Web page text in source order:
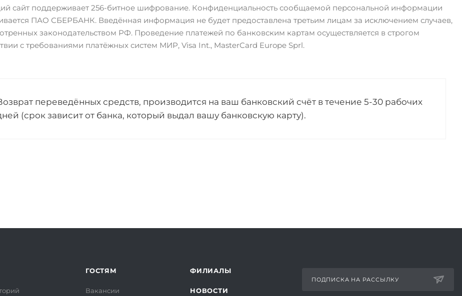
сайт поддерживает 256-битное шифрование. Конфиденциальность сообщаемой персональной информации
ПАО СБЕРБАНК. Введённая информация не будет предоставлена третьим лицам за исключением случаев,
законодательством РФ. Проведение платежей по банковским картам осуществляется в строгом
с требованиями платёжных систем МИР, Visa Int., MasterCard Europe Sprl.
переведённых средств, производится на ваш банковский счёт в течение 5-30 рабочих
(срок зависит от банка, который выдал вашу банковскую карту).
ГОСТЯМ
Вакансии
ФИЛИАЛЫ
НОВОСТИ
ПОДПИСКА НА РАССЫЛКУ